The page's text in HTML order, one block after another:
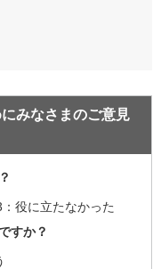
みなさまのご意見
：役に立たなかった
すか？